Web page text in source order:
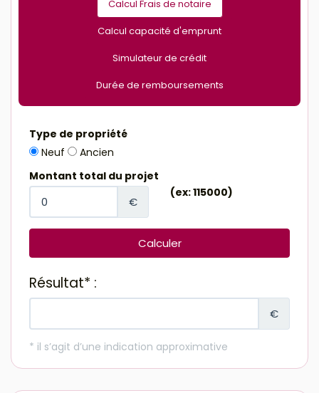
Calcul Frais de notaire
Calcul capacité d'emprunt
Simulateur de crédit
Durée de remboursements